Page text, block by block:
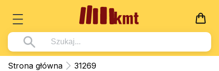
Książki
Strona główna
31269